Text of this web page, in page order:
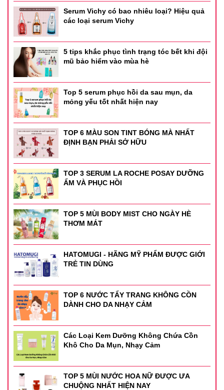
Serum Vichy có bao nhiêu loại? Hiệu quả
các loại serum Vichy
5 tips khắc phục tình trạng tóc bết khi đội
mũ bảo hiểm vào mùa hè
Top 5 serum phục hồi da sau mụn, da
mỏng yếu tốt nhất hiện nay
TOP 6 MÀU SON TINT BÓNG MÀ NHẤT
ĐỊNH BẠN PHẢI SỞ HỮU
TOP 3 SERUM LA ROCHE POSAY DƯỠNG
ẨM VÀ PHỤC HỒI
TOP 5 MÙI BODY MIST CHO NGÀY HÈ
THƠM MÁT
HATOMUGI - HÃNG MỸ PHẨM ĐƯỢC GIỚI
TRẺ TIN DÙNG
TOP 6 NƯỚC TẨY TRANG KHÔNG CỒN
DÀNH CHO DA NHẠY CẢM
Các Loại Kem Dưỡng Không Chứa Cồn
Khô Cho Da Mụn, Nhạy Cảm
TOP 5 MÙI NƯỚC HOA NỮ ĐƯỢC ƯA
CHUỘNG NHẤT HIỆN NAY